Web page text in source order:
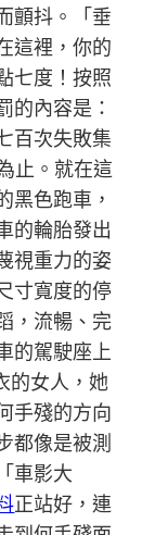
顫抖。「垂
這裡，你的
七度！按照
的內容是：
百次失敗集
止。就在這
黑色跑車，
的輪胎發出
視重力的姿
寸寬度的停
，流暢、完
的駕駛座上
的女人，她
手殘的方向
都像是被測
車影大
正站好，連